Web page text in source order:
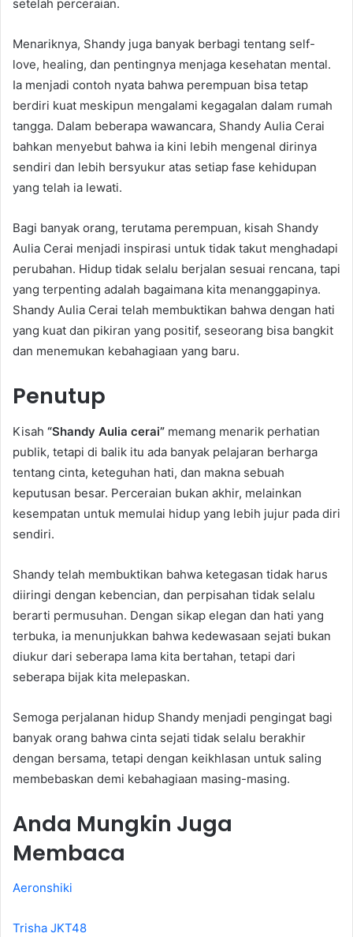
setelah perceraian.
Menariknya, Shandy juga banyak berbagi tentang self-
love, healing, dan pentingnya menjaga kesehatan mental.
Ia menjadi contoh nyata bahwa perempuan bisa tetap
berdiri kuat meskipun mengalami kegagalan dalam rumah
tangga. Dalam beberapa wawancara, Shandy Aulia Cerai
bahkan menyebut bahwa ia kini lebih mengenal dirinya
sendiri dan lebih bersyukur atas setiap fase kehidupan
yang telah ia lewati.
Bagi banyak orang, terutama perempuan, kisah Shandy
Aulia Cerai menjadi inspirasi untuk tidak takut menghadapi
perubahan. Hidup tidak selalu berjalan sesuai rencana, tapi
yang terpenting adalah bagaimana kita menanggapinya.
Shandy Aulia Cerai telah membuktikan bahwa dengan hati
yang kuat dan pikiran yang positif, seseorang bisa bangkit
dan menemukan kebahagiaan yang baru.
Penutup
Kisah “Shandy Aulia cerai” memang menarik perhatian
publik, tetapi di balik itu ada banyak pelajaran berharga
tentang cinta, keteguhan hati, dan makna sebuah
keputusan besar. Perceraian bukan akhir, melainkan
kesempatan untuk memulai hidup yang lebih jujur pada diri
sendiri.
Shandy telah membuktikan bahwa ketegasan tidak harus
diiringi dengan kebencian, dan perpisahan tidak selalu
berarti permusuhan. Dengan sikap elegan dan hati yang
terbuka, ia menunjukkan bahwa kedewasaan sejati bukan
diukur dari seberapa lama kita bertahan, tetapi dari
seberapa bijak kita melepaskan.
Semoga perjalanan hidup Shandy menjadi pengingat bagi
banyak orang bahwa cinta sejati tidak selalu berakhir
dengan bersama, tetapi dengan keikhlasan untuk saling
membebaskan demi kebahagiaan masing-masing.
Anda Mungkin Juga
Membaca
Aeronshiki
Trisha JKT48